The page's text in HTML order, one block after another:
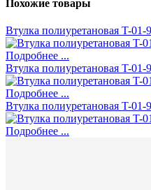
Похожие товары
Втулка полиуретановая T-
Подробнее ...
Втулка полиуретановая T-
Подробнее ...
Втулка полиуретановая T-
Подробнее ...